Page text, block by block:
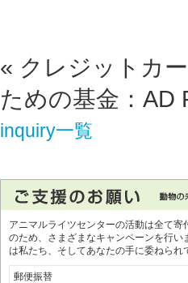
« クレジットカ
ための基金：AD
inquiry一覧
アニマルライツセンターの活動は全て
のため、さまざまなキャンペーンを行
は私たち、そしてあなたの手に委ねられ
郵便振替